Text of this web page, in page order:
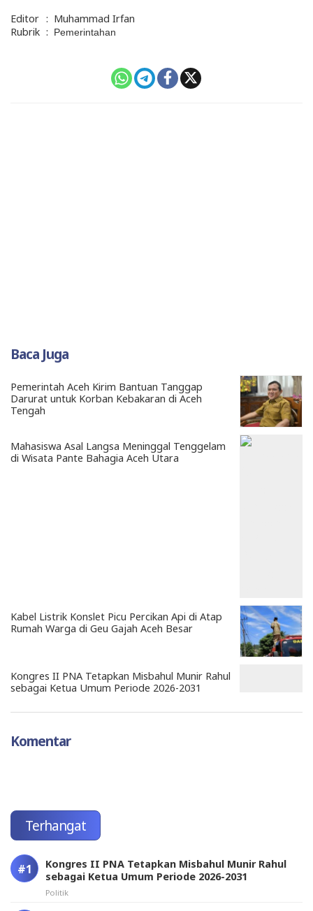
Editor : Muhammad Irfan
Rubrik : Pemerintahan
Baca Juga
Pemerintah Aceh Kirim Bantuan Tanggap
Darurat untuk Korban Kebakaran di Aceh
Tengah
Mahasiswa Asal Langsa Meninggal Tenggelam
di Wisata Pante Bahagia Aceh Utara
Kabel Listrik Konslet Picu Percikan Api di Atap
Rumah Warga di Geu Gajah Aceh Besar
Kongres II PNA Tetapkan Misbahul Munir Rahul
sebagai Ketua Umum Periode 2026-2031
Komentar
Terhangat
Kongres II PNA Tetapkan Misbahul Munir Rahul
sebagai Ketua Umum Periode 2026-2031
Politik